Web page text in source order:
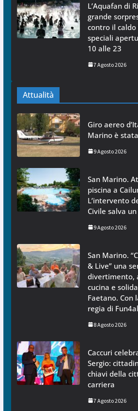
L’Aquafan di
grande
contro il
speciali
10 alle 23
7 Agosto 2026
Attualità
Giro aereo
Marino è
9 Agosto 2026
San Marino.
piscina a
L’intervento
Civile salva
9 Agosto 2026
San Marino.
& Live” una
divertimento,
cucina e
Faetano. Con
regia di
8 Agosto 2026
Caccuri
Sergio:
chiavi della
carriera
7 Agosto 2026